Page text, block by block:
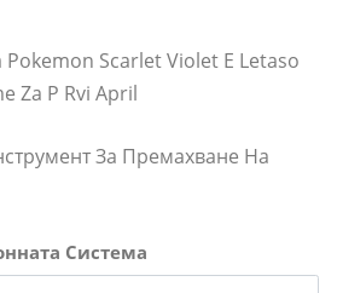
Scarlet Violet E Letaso
Za P Rvi April
За Премахване На
Система